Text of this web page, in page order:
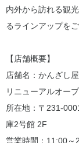
内外から訪れる観
るラインアップを
【店舗概要】
店舗名：かんざし
リニューアルオー
所在地：〒231-
庫2号館 2F
営業時間：11:00～